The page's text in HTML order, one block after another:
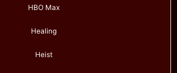
HBO Max
Healing
Heist